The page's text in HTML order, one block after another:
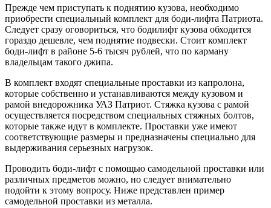
Прежде чем приступать к поднятию кузова, необходимо
приобрести специальный комплект для боди-лифта Патриота.
Следует сразу оговориться, что бодилифт кузова обходится
гораздо дешевле, чем поднятие подвески. Стоит комплект
боди-лифт в районе 5-6 тысяч рублей, что по карману
владельцам такого джипа.
В комплект входят специальные проставки из капролона,
которые собственно и устанавливаются между кузовом и
рамой внедорожника УАЗ Патриот. Стяжка кузова с рамой
осуществляется посредством специальных стяжных болтов,
которые также идут в комплекте. Проставки уже имеют
соответствующие размеры и предназначены специально для
выдерживания серьезных нагрузок.
Проводить боди-лифт с помощью самодельной проставки или
различных предметов можно, но следует внимательно
подойти к этому вопросу. Ниже представлен пример
самодельной проставки из металла.